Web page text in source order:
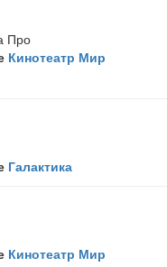
Про
Кинотеатр Мир
Галактика
Кинотеатр Мир